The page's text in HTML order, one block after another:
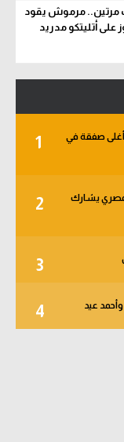
مرتين.. مرموش يقود
على أتليتكو مدريد
1
أغلى صفقة في
2
الـ 32.. والثلاثي المصري يشارك
3
4 عيد